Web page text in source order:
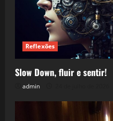
Reflexões
Slow Down, fluir e sentir!
admin